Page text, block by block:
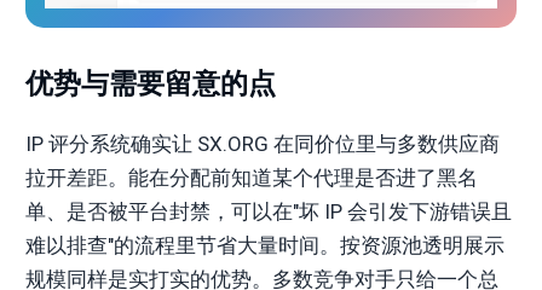
优势与需要留意的点
IP 评分系统确实让 SX.ORG 在同价位里与多数供应商
拉开差距。能在分配前知道某个代理是否进了黑名
单、是否被平台封禁，可以在"坏 IP 会引发下游错误且
难以排查"的流程里节省大量时间。按资源池透明展示
规模同样是实打实的优势。多数竞争对手只给一个总